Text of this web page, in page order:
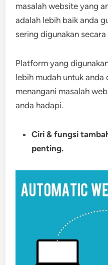
masalah website yang
adalah lebih baik anda
sering digunakan secara
Platform yang
lebih mudah untuk
menangani masalah
anda hadapi.
Ciri & fungsi
penting.